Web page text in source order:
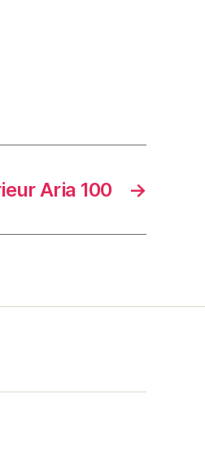
→
Aria 100